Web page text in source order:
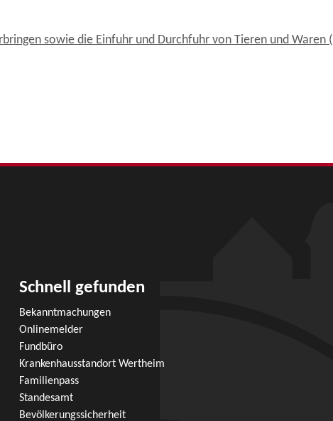
sowie die Einfuhr und Durchfuhr von Tieren und
Schnell gefunden
Bekanntmachungen
Onlinemelder
Fundbüro
Krankenhausstandort Wertheim
Familienpass
Standesamt
Bevölkerungssicherheit